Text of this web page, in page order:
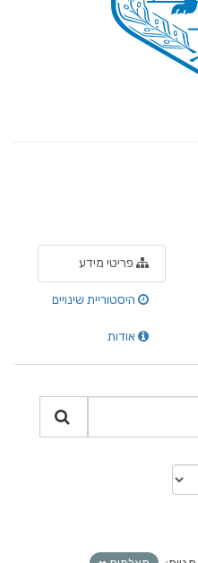
פריטי מידע
היסטוריית שינויים
אודות